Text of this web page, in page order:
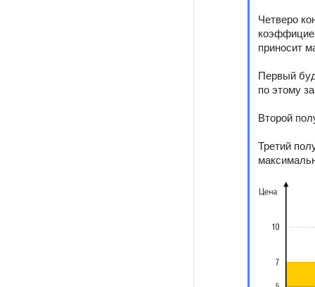
Четверо
приносит
Первый
по этому
Второй
Третий